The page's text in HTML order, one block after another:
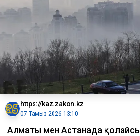
https://kaz.zakon.kz
07 Тамыз 2026 13:10
Алматы мен Астанада